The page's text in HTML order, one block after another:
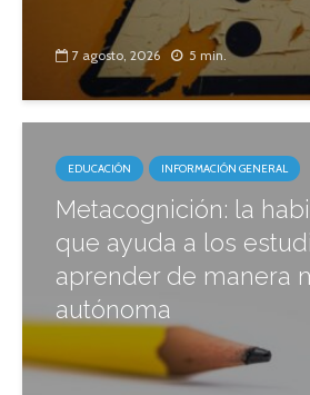
7 agosto, 2026 5 min.
EDUCACIÓN INFORMACIÓN GENERAL
Metacognición: la
que ayuda a los
aprender de manera
autónoma